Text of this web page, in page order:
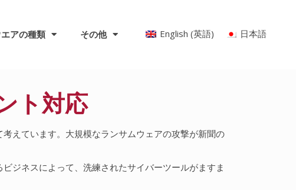
English (英語) 日本語
アの種類 その他
ト対応
えています。大規模なランサムウェアの攻撃が新聞の
ジネスによって、洗練されたサイバーツールがますま